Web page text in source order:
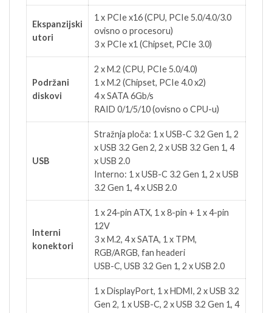
Ekspanzijski
utori
1 x PCIe x16 (CPU, PCIe 5.0/4.0/3.0
ovisno o procesoru)
3 x PCIe x1 (Chipset, PCIe 3.0)
Podržani
diskovi
2 x M.2 (CPU, PCIe 5.0/4.0)
1 x M.2 (Chipset, PCIe 4.0 x2)
4 x SATA 6Gb/s
RAID 0/1/5/10 (ovisno o CPU-u)
USB
Stražnja ploča: 1 x USB-C 3.2 Gen 1, 2
x USB 3.2 Gen 2, 2 x USB 3.2 Gen 1, 4
x USB 2.0
Interno: 1 x USB-C 3.2 Gen 1, 2 x USB
3.2 Gen 1, 4 x USB 2.0
Interni
konektori
1 x 24-pin ATX, 1 x 8-pin + 1 x 4-pin
12V
3 x M.2, 4 x SATA, 1 x TPM,
RGB/ARGB, fan headeri
USB-C, USB 3.2 Gen 1, 2 x USB 2.0
1 x DisplayPort, 1 x HDMI, 2 x USB 3.2
Gen 2, 1 x USB-C, 2 x USB 3.2 Gen 1, 4